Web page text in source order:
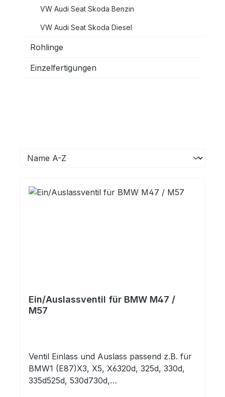
VW Audi Seat Skoda Benzin
VW Audi Seat Skoda Diesel
Rohlinge
Einzelfertigungen
Ein/Auslassventil für BMW M47 /
M57
Ventil Einlass und Auslass passend z.B. für
BMW1 (E87)X3, X5, X6320d, 325d, 330d,
335d525d, 530d730d,